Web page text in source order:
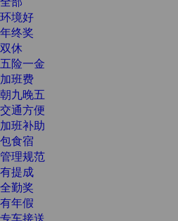
环境好
年终奖
双休
五险一金
加班费
朝九晚五
交通方便
加班补助
包食宿
管理规范
有提成
全勤奖
有年假
专车接送